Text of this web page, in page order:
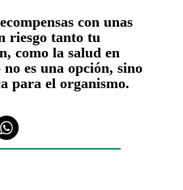
con unas
riesgo tanto tu
como la salud en
no es una opción, sino
para el organismo.